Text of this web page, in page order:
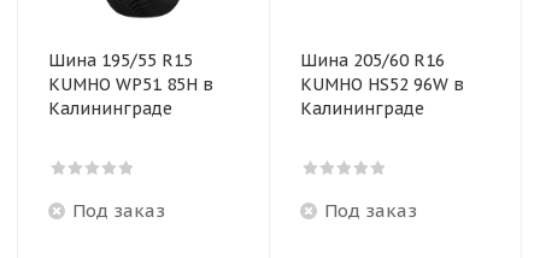
Шина 195/55 R15
KUMHO WP51 85H в
Калининграде
Под заказ
Шина 205/60 R16
KUMHO HS52 96W в
Калининграде
Под заказ